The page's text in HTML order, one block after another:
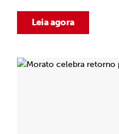
Leia agora